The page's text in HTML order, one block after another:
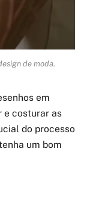
de moda.
em
e costurar as
do processo
um bom